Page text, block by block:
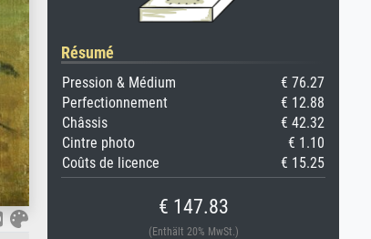
Résumé
Pression & Médium
€ 76.27
Perfectionnement
€ 12.88
Châssis
€ 42.32
Cintre photo
€ 1.10
Coûts de licence
€ 15.25
€ 147.83
(Enthält 20% MwSt.)